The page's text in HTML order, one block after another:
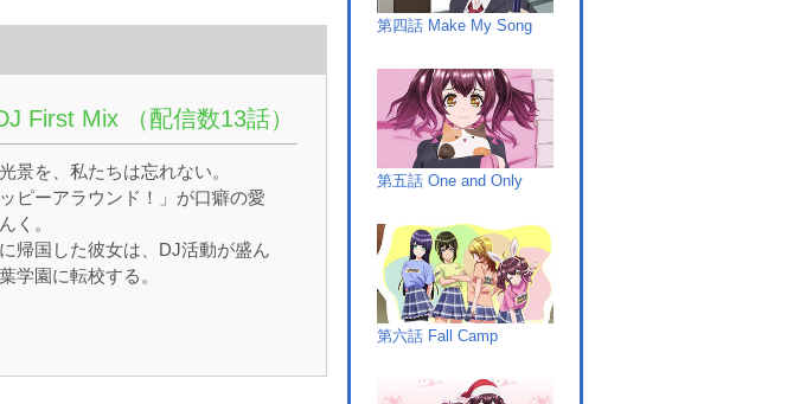
First Mix （配信数13話）
景を、私たちは忘れない。
ッピーアラウンド！」が口癖の愛
く。
帰国した彼女は、DJ活動が盛ん
学園に転校する。
ことに。
第四話 Make My Song
第五話 One and Only
第六話 Fall Camp